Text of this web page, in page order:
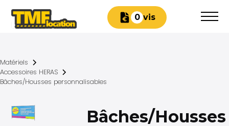
Devis
0
Matériels
Accessoires HERAS
Bâches/Housses personnalisables
Bâches/Housses